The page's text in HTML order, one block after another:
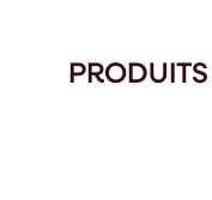
PRODUITS